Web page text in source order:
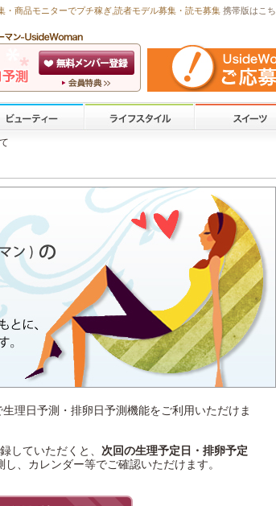
・商品モニターでプチ稼ぎ ,読者モデル募集・ 読モ募集 携帯版はこち
理日予測・排卵日予測機能をご利用いただけま
していただくと、 次回の生理予定日・排卵予定
し、カレンダー等でご確認いただけます。